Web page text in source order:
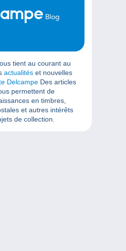
tient au courant au
actualités et nouvelles
Delcampe Des articles
permettent de
en timbres,
et autres intérêts
de collection.